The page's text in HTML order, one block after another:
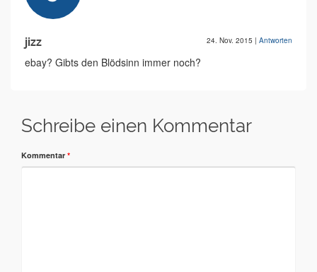
jizz 24. Nov. 2015 | Antworten
ebay? Gibts den Blödsinn immer noch?
Schreibe einen Kommentar
Kommentar *